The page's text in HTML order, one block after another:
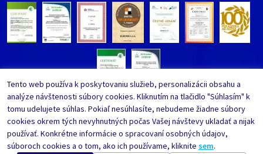
Tento web používa k poskytovaniu služieb, personalizácii obsahu a
analýze návštenosti súbory cookies. Kliknutím na tlačidlo "Súhlasím" k
tomu udelujete súhlas. Pokiaľ nesúhlasíte, nebudeme žiadne súbory
cookies okrem tých nevyhnutných počas Vašej návštevy ukladať a nijak
používať. Konkrétne informácie o spracovaní osobných údajov,
súboroch cookies a o tom, ako ich používame, kliknite sem.